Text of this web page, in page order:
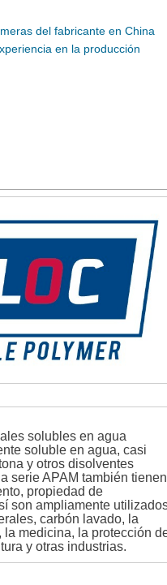
del fabricante en China
en la producción
solubles en agua
soluble en agua, casi
y otros disolventes
serie APAM también tienen
propiedad de
son ampliamente
carbón lavado, la
medicina, la protección
y otras industrias.